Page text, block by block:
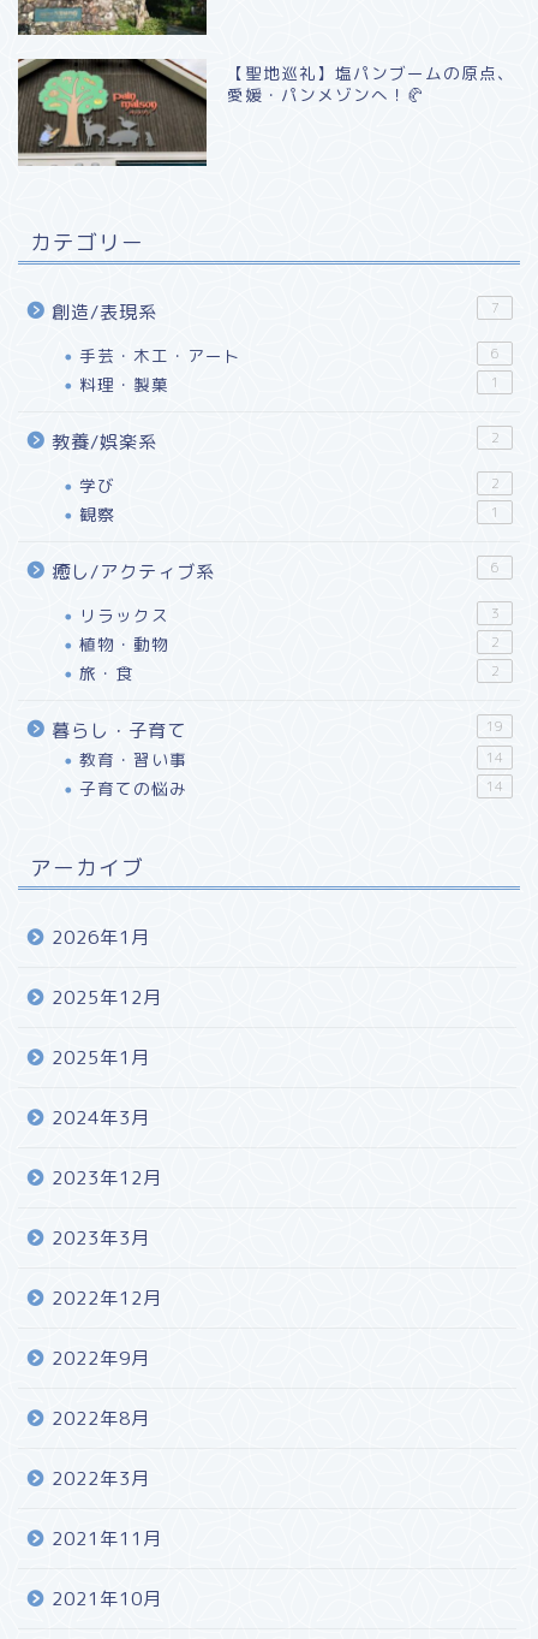
【聖地巡礼】塩パンブームの原点、
愛媛・パンメゾンへ！🥐
カテゴリー
創造/表現系 7
手芸・木工・アート 6
料理・製菓 1
教養/娯楽系 2
学び 2
観察 1
癒し/アクティブ系 6
リラックス 3
植物・動物 2
旅・食 2
暮らし・子育て 19
教育・習い事 14
子育ての悩み 14
アーカイブ
2026年1月
2025年12月
2025年1月
2024年3月
2023年12月
2023年3月
2022年12月
2022年9月
2022年8月
2022年3月
2021年11月
2021年10月